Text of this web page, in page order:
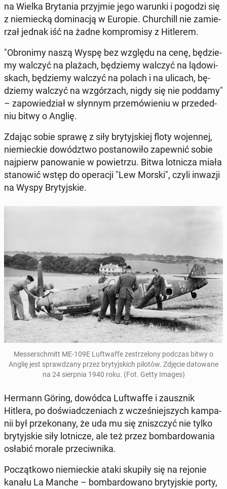
na Wielka Bry­ta­nia przyj­mie jego warunki i pogodzi się
z nie­miec­ką do­mi­na­cją w Europie. Chur­chill nie za­mie­
rzał jednak iść na żadne kom­pro­mi­sy z Hi­tle­rem.
"Obro­ni­my naszą Wyspę bez względu na cenę, bę­dzie­
my walczyć na plażach, bę­dzie­my walczyć na lą­do­wi­
skach, bę­dzie­my walczyć na polach i na ulicach, bę­
dzie­my walczyć na wzgó­rzach, nigdy się nie poddamy"
– za­po­wie­dział w słynnym prze­mó­wie­niu w przeded­
niu bitwy o Anglię.
Zdając sobie sprawę z siły bry­tyj­skiej floty wo­jen­nej,
nie­miec­kie do­wódz­two po­sta­no­wi­ło za­pew­nić sobie
naj­pierw pa­no­wa­nie w po­wie­trzu. Bitwa lot­ni­cza miała
sta­no­wić wstęp do ope­ra­cji "Lew Morski", czyli inwazji
na Wyspy Bry­tyj­skie.
Mes­ser­sch­mitt ME-109E Luft­waf­fe ze­strze­lo­ny podczas bitwy o
Anglię jest spraw­dza­ny przez bry­tyj­skich pilotów. Zdjęcie da­to­wa­ne
na 24 sierp­nia 1940 roku. (Fot. Getty Images)
Hermann Göring, dowódca Luft­waf­fe i za­usz­nik
Hitlera, po do­świad­cze­niach z wcze­śniej­szych kam­pa­
nii był prze­ko­na­ny, że uda mu się znisz­czyć nie tylko
bry­tyj­skie siły lot­ni­cze, ale też przez bom­bar­do­wa­nia
osłabić morale prze­ciw­ni­ka.
Po­cząt­ko­wo nie­miec­kie ataki skupiły się na rejonie
kanału La Manche – bom­bar­do­wa­no bry­tyj­skie porty,